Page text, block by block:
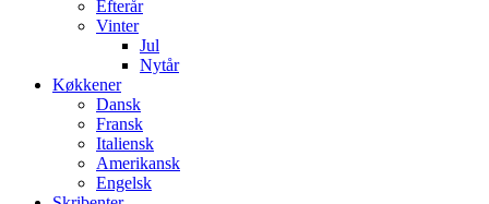
Efterår
Vinter
Jul
Nytår
Køkkener
Dansk
Fransk
Italiensk
Amerikansk
Engelsk